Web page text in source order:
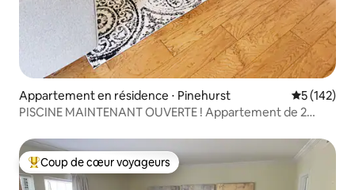
Appartement en résidence ⋅ Pinehurst Évaluation
5 (142)
PISCINE MAINTENANT OUVERTE ! Appartement de 2
Coups de cœur voyageurs les plus appréciés
Coup de cœur voyageurs